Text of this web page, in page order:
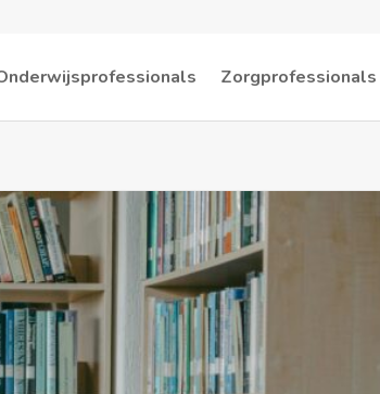
Zorgprofessionals